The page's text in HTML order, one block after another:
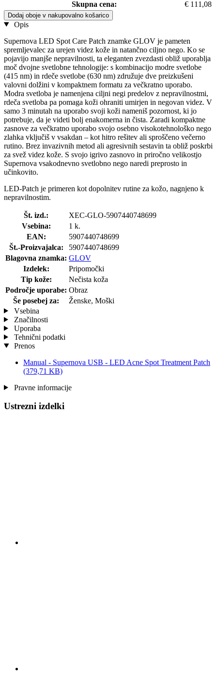
Skupna cena:
€ 111,08
Dodaj oboje v nakupovalno košarico
Opis
Supernova LED Spot Care Patch znamke GLOV je pameten
spremljevalec za urejen videz kože in natančno ciljno nego. Ko se
pojavijo manjše nepravilnosti, ta eleganten zvezdasti obliž uporablja
moč dvojne svetlobne tehnologije: s kombinacijo modre svetlobe
(415 nm) in rdeče svetlobe (630 nm) združuje dve preizkušeni
valovni dolžini v kompaktnem formatu za večkratno uporabo.
Modra svetloba je namenjena ciljni negi predelov z nepravilnostmi,
rdeča svetloba pa pomaga koži ohraniti umirjen in negovan videz. V
samo 3 minutah na uporabo svoji koži nameniš pozornost, ki jo
potrebuje, da je videti bolj enakomerna in čista. Zaradi kompaktne
zasnove za večkratno uporabo svojo osebno visokotehnološko nego
zlahka vključiš v vsakdan – kot hitro rešitev ali sproščeno večerno
rutino. Brez invazivnih metod ali agresivnih sestavin ta obliž poskrbi
za svež videz kože. S svojo igrivo zasnovo in priročno velikostjo
Supernova vsakodnevno svetlobno nego naredi preprosto in
učinkovito.
LED-Patch je primeren kot dopolnitev rutine za kožo, nagnjeno k
nepravilnostim.
Št. izd.:
XEC-GLO-5907440748699
Vsebina:
1 k.
EAN:
5907440748699
Št.-Proizvajalca:
5907440748699
Blagovna znamka: GLOV
Izdelek:
Pripomočki
Tip kože:
Nečista koža
Področje uporabe: Obraz
Še posebej za:
Ženske, Moški
Vsebina
Značilnosti
Uporaba
Tehnični podatki
Prenos
Manual - Supernova USB - LED Acne Spot Treatment Patch
(379,71 KB)
Pravne informacije
Ustrezni izdelki